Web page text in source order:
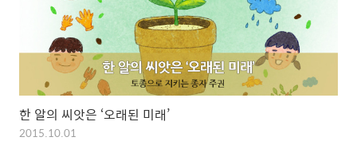
한 알의 씨앗은 ‘오래된 미래’
2015.10.01